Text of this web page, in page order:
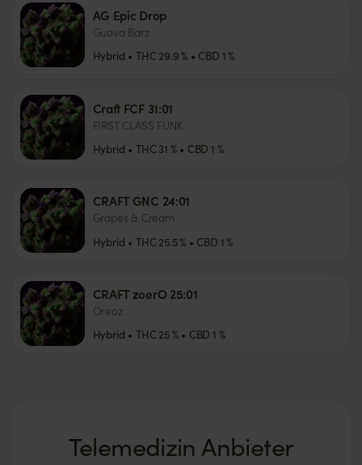
AG Epic Drop
Guava Barz
Hybrid THC29.9 % CBD 1 %
Craft FCF 31:01
FIRST CLASS FUNK
Hybrid THC31 % CBD 1 %
CRAFT GNC 24:01
Grapes & Cream
Hybrid THC25.5% CBD 1 %
CRAFT zoerO 25:01
Oreoz
Hybrid THC25% CBD 1 %
Telemedizin Anbieter